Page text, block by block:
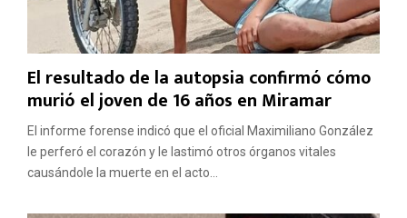
El resultado de la autopsia confirmó cómo
murió el joven de 16 años en Miramar
El informe forense indicó que el oficial Maximiliano González
le perferó el corazón y le lastimó otros órganos vitales
causándole la muerte en el acto...